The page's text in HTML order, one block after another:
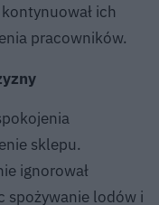
ich
pracowników.
sklepu.
ignorował
spożywanie lodów i